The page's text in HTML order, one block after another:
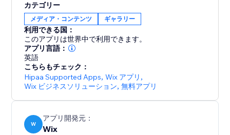
カテゴリー
メディア・コンテンツ ギャラリー
利用できる国：
このアプリは世界中で利用できます。
アプリ言語：
英語
こちらもチェック：
Hipaa Supported Apps,Wix アプリ ,
Wix ビジネスソリューション,無料アプリ
W
アプリ開発元：
Wix